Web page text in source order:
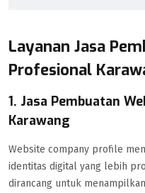
Layanan Jasa
Profesional
1. Jasa Pembuatan
Karawang
Website company profile
identitas digital yang lebih
dirancang untuk